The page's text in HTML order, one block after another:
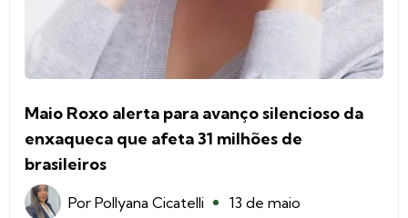
Maio Roxo alerta para avanço silencioso da
enxaqueca que afeta 31 milhões de
brasileiros
Por Pollyana Cicatelli 13 de maio